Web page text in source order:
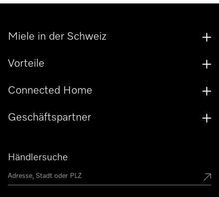
Händlersuche
Miele in der Schweiz
Vorteile
Connected Home
Geschäftspartner